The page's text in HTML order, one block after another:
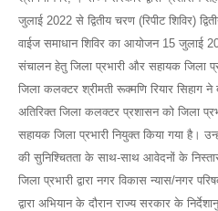
जुलाई 2022 से द्वितीय चरण (रिपीट शिविर)
वाईज समाधान शिविर का आयोजन 15 जुलाई
संचालन हेतु जिला प्रभारी और सहायक जिला
जिला कलक्टर श्रीमती रूक्मणि रियार
अतिरिक्त जिला कलक्टर प्रशासन को जिला
सहायक जिला प्रभारी नियुक्त किया गया है।
की सुनिश्चितता के साथ-साथ आवेदनों के
जिला प्रभारी द्वारा नगर विकास न्यास/नगर
द्वारा अभियान के दौरान राज्य सरकार के